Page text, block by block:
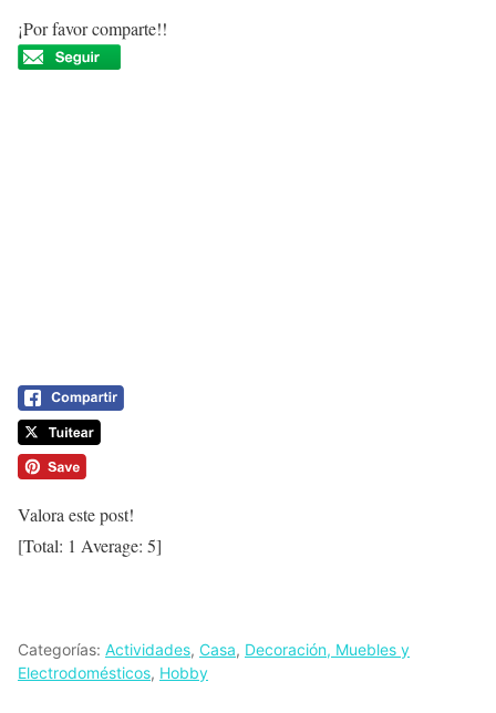
¡Por favor comparte!!
Valora este post!
[Total: 1 Average: 5]
Categorías: Actividades, Casa, Decoración, Muebles y
Electrodomésticos, Hobby